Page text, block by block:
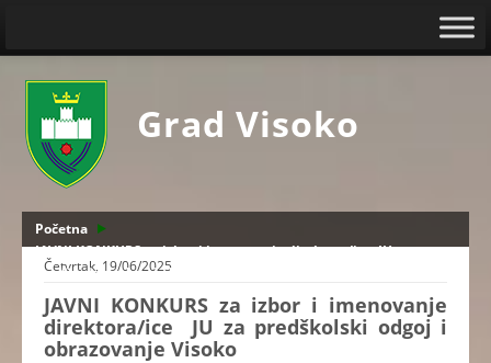
Grad Visoko
Početna
JAVNI KONKURS za izbor i imenovanje direktora/ice JU za
predškolski odgoj i obrazovanje Visoko
Četvrtak, 19/06/2025
JAVNI KONKURS za izbor i imenovanje
direktora/ice JU za predškolski odgoj i
obrazovanje Visoko